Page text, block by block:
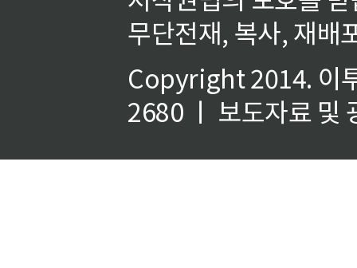
무단전재, 복사, 재배
Copyright 2014. 이
2680 ㅣ 보도자료